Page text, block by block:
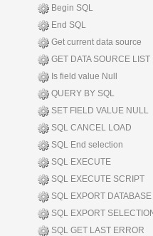
Begin SQL
End SQL
Get current data source
GET DATA SOURCE LIST
Is field value Null
QUERY BY SQL
SET FIELD VALUE NULL
SQL CANCEL LOAD
SQL End selection
SQL EXECUTE
SQL EXECUTE SCRIPT
SQL EXPORT DATABASE
SQL EXPORT
SQL GET LAST ERROR